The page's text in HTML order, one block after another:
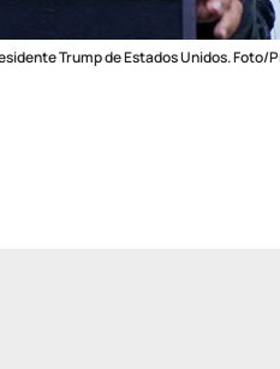
Trump de Estados Unidos. Foto/